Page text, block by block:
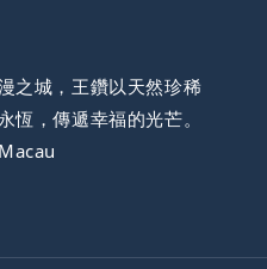
之城，王鑽以天然珍稀
恆，傳遞幸福的光芒。